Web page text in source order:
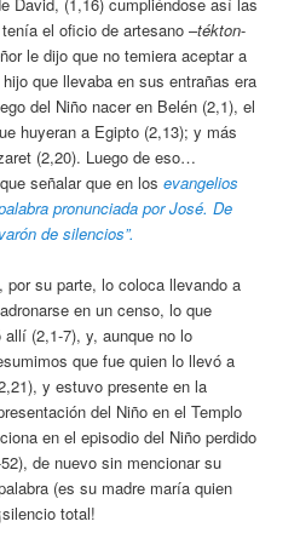
el oficio de artesano –tékton-
le dijo que no temiera aceptar a
que llevaba en sus entrañas era
del Niño nacer en Belén (2,1), el
huyeran a Egipto (2,13); y más
(2,20). Luego de eso…
señalar que en losevangelios
pronunciada por José. De
de silencios”.
por su parte, lo coloca llevando a
en un censo, lo que
(2,1-7), y, aunque no lo
que fue quien lo llevó a
y estuvo presente en la
del Niño en el Templo
en el episodio del Niño perdido
de nuevo sin mencionar su
(es su madre maría quien
total!